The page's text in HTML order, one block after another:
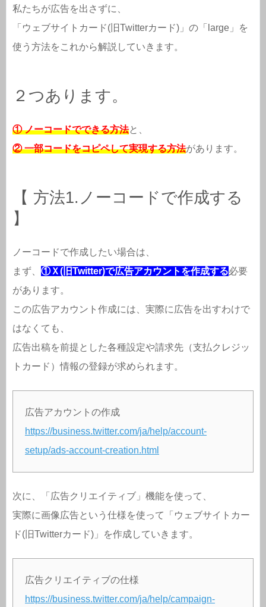
私たちが広告を出さずに、
「ウェブサイトカード(旧Twitterカード)」の「large」を
使う方法をこれから解説していきます。
２つあります。
① ノーコードでできる方法と、
② 一部コードをコピペして実現する方法があります。
【 方法1.ノーコードで作成する
】
ノーコードで作成したい場合は、
まず、 ①Ｘ(旧Twitter)で広告アカウントを作成する必要
があります。
この広告アカウント作成には、実際に広告を出すわけで
はなくても、
広告出稿を前提とした各種設定や請求先（支払クレジッ
トカード）情報の登録が求められます。
広告アカウントの作成
https://business.twitter.com/ja/help/account-
setup/ads-account-creation.html
次に、「広告クリエイティブ」機能を使って、
実際に画像広告という仕様を使って「ウェブサイトカー
ド(旧Twitterカード)」を作成していきます。
広告クリエイティブの仕様
https://business.twitter.com/ja/help/campaign-